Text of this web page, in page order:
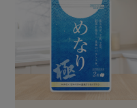
日用品
ペット用品
グッズ